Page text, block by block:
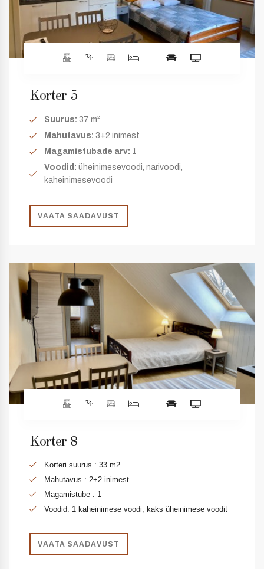
Korter 5
Suurus: 37 m²
Mahutavus: 3+2 inimest
Magamistubade arv: 1
Voodid: üheinimesevoodi, narivoodi,
kaheinimesevoodi
VAATA SAADAVUST
Korter 8
Korteri suurus : 33 m2
Mahutavus : 2+2 inimest
Magamistube : 1
Voodid: 1 kaheinimese voodi, kaks üheinimese voodit
VAATA SAADAVUST